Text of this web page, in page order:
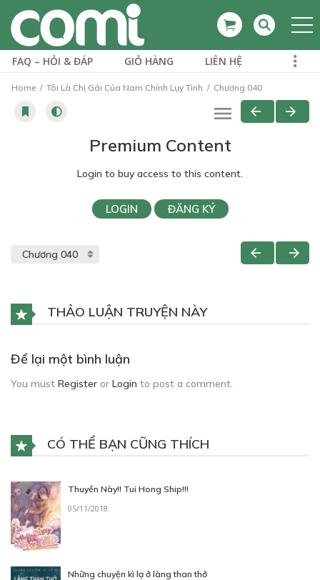
FAQ – HỎI & ĐÁP GIỎ HÀNG LIÊN HỆ
Home Tôi Là Chị Gái Của Nam Chính Lụy Tình Chương 040
Premium Content
Login to buy access to this content.
LOGIN ĐĂNG KÝ
THẢO LUẬN TRUYỆN NÀY
Để lại một bình luận
You must Register or Login to post a comment.
CÓ THỂ BẠN CŨNG THÍCH
Thuyền Này!! Tui Hong Ship!!!
05/11/2018
Những chuyện kì lạ ở làng than thở